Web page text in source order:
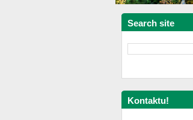
Search site
Kontaktu!